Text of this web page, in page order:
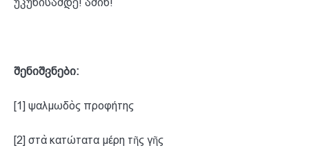
უკუნისამდე! ამინ!
შენიშვნები:
[1] ψαλμωδὸς προφήτης
[2] στὰ κατώτατα μέρη τῆς γῆς